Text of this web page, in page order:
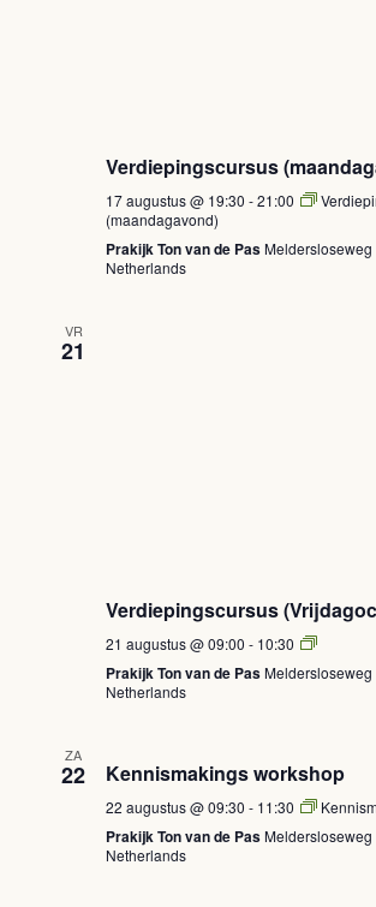
Verdiepingscursus
17 augustus @ 19:30 -21:00
(maandagavond)
Prakijk Ton van de Pas
Netherlands
VR
21
Verdiepingscursus
21 augustus @ 09:00 - 10:30
Prakijk Ton van de Pas
Netherlands
ZA
22 Kennismakings workshop
22 augustus @ 09:30 - 11:30
Prakijk Ton van de Pas
Netherlands